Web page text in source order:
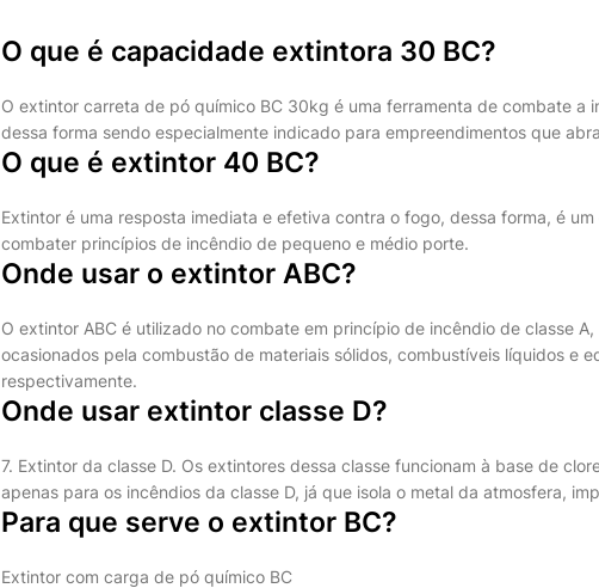
O que é capacidade extintora 30 BC?
O extintor carreta de pó químico BC 30kg é uma ferramenta de combate a
dessa forma sendo especialmente indicado para empreendimentos que
O que é extintor 40 BC?
Extintor é uma resposta imediata e efetiva contra o fogo, dessa forma, é
combater princípios de incêndio de pequeno e médio porte.
Onde usar o extintor ABC?
O extintor ABC é utilizado no combate em princípio de incêndio de classe A,
ocasionados pela combustão de materiais sólidos, combustíveis líquidos e
respectivamente.
Onde usar extintor classe D?
7. Extintor da classe D. Os extintores dessa classe funcionam à base de
apenas para os incêndios da classe D, já que isola o metal da atmosfera,
Para que serve o extintor BC?
Extintor com carga de pó químico BC